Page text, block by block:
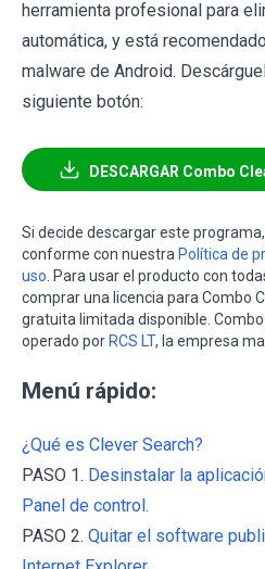
herramienta profesional para
automática, y está
malware de Android.
siguiente botón:
DESCARGAR Combo
Si decide descargar este
conforme con nuestra Política de
uso . Para usar el producto con
comprar una licencia para Combo
gratuita limitada disponible.
operado porRCS LT, la empresa
Menú rápido:
¿Qué es Clever Search?
PASO 1. Desinstalar la
Panel de control.
PASO 2. Quitar el software